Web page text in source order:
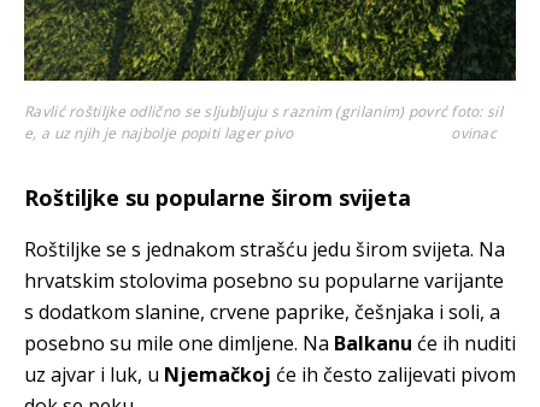
Ravlić roštiljke odlično se sljubljuju s raznim (grilanim) povrć
e, a uz njih je najbolje popiti lager pivo
foto: sil
ovinac
Roštiljke su popularne širom svijeta
Roštiljke se s jednakom strašću jedu širom svijeta. Na
hrvatskim stolovima posebno su popularne varijante
s dodatkom slanine, crvene paprike, češnjaka i soli, a
posebno su mile one dimljene. Na Balkanu će ih nuditi
uz ajvar i luk, u Njemačkoj će ih često zalijevati pivom